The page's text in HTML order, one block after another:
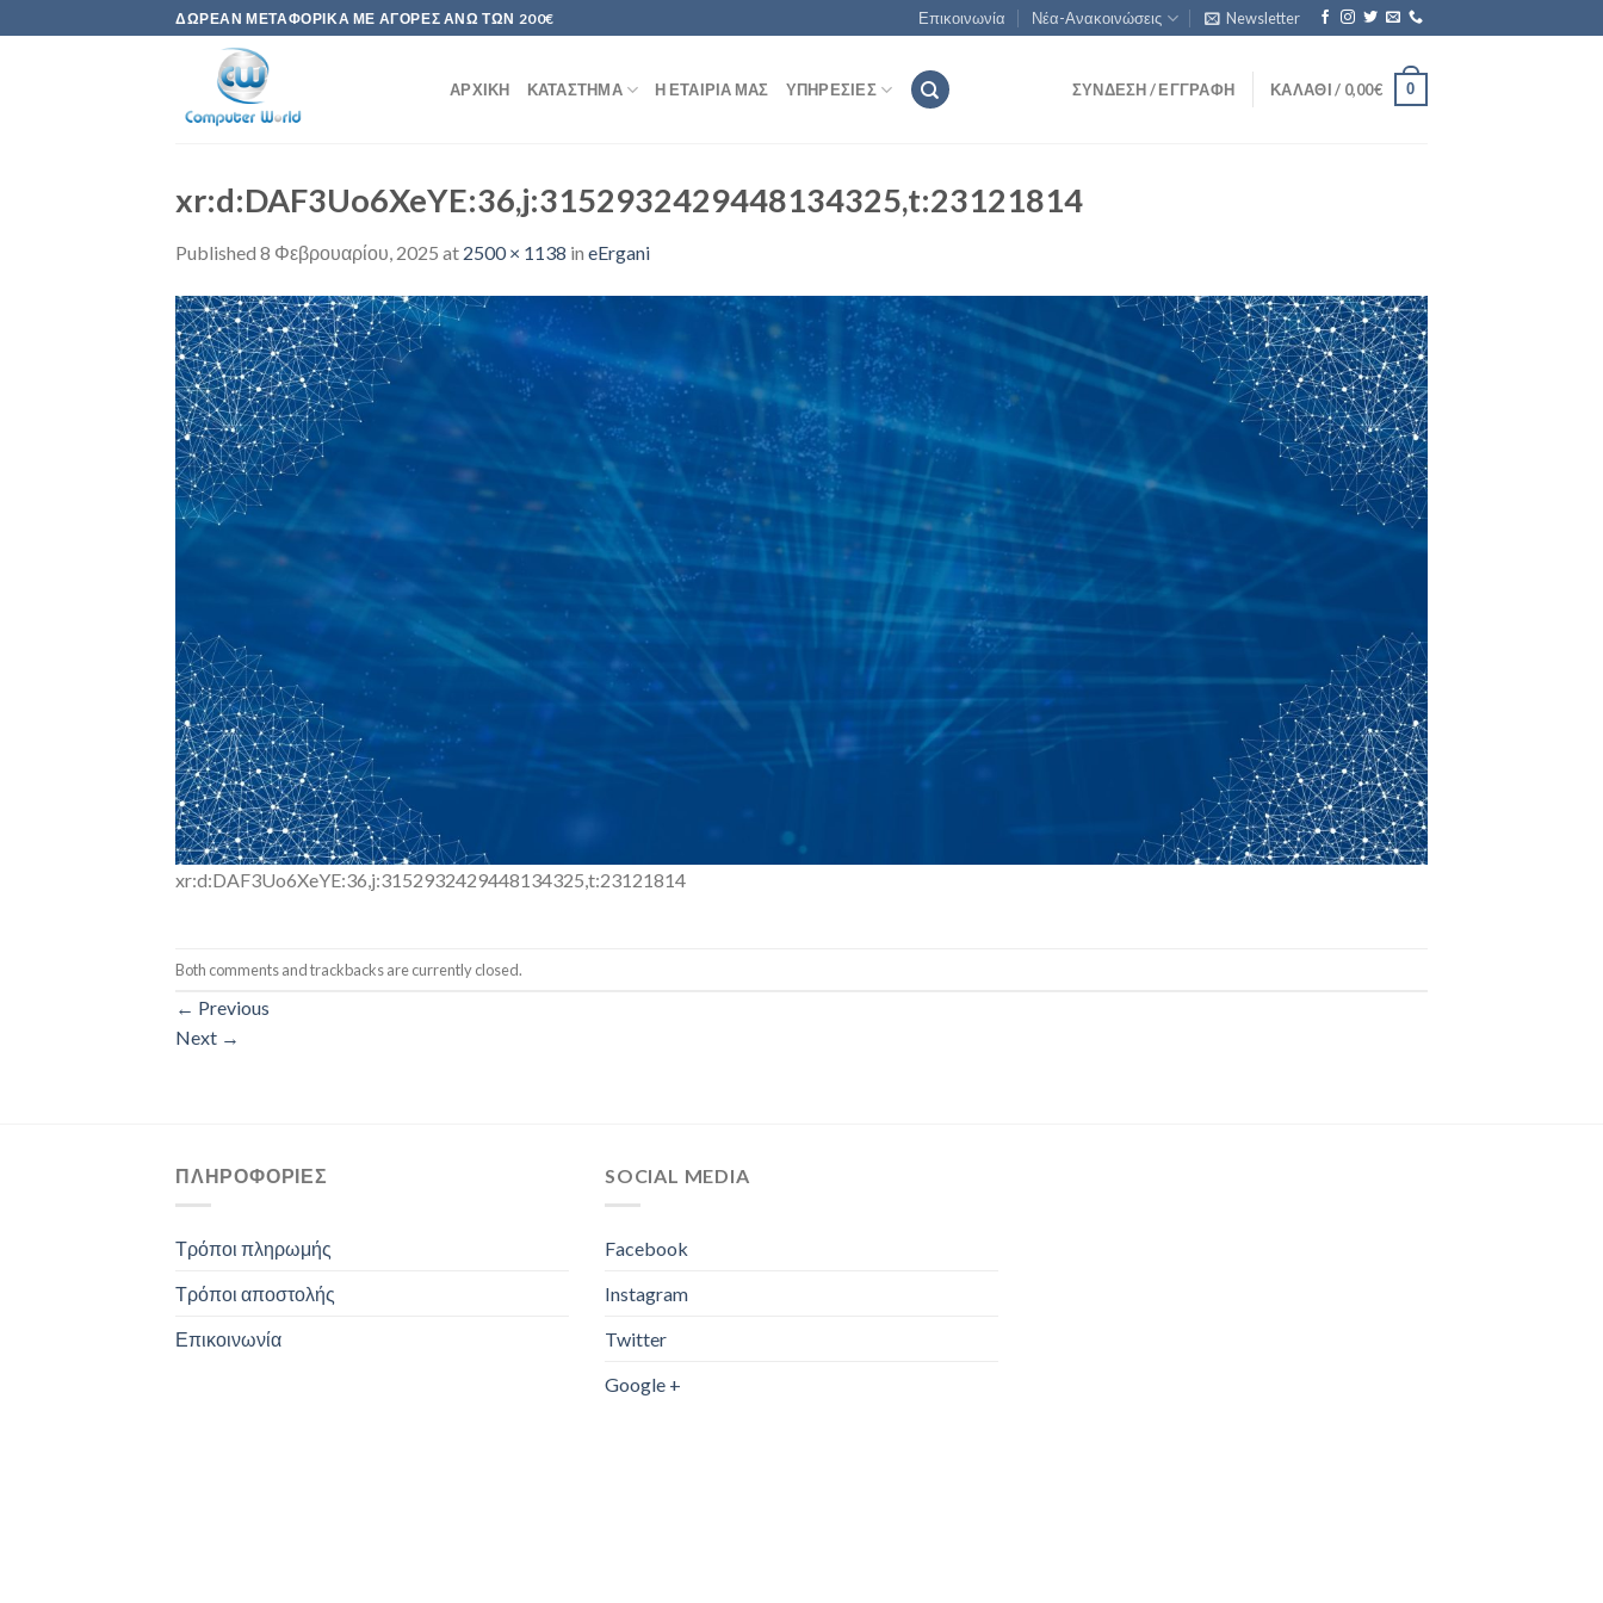
to
ΔΩΡΕΆΝ ΜΕΤΑΦΟΡΙΚΆ ΜΕ ΑΓΟΡΈΣ ΆΝΩ ΤΩΝ 200€ Επικοινωνία Νέα-Ανακοινώσεις Newsletter
ΑΡΧΙΚΉ ΚΑΤΆΣΤΗΜΑ Η ΕΤΑΙΡΊΑ ΜΑΣ ΥΠΗΡΕΣΊΕΣ ΣΎΝΔΕΣΗ / ΕΓΓΡΑΦΉ ΚΑΛΆΘΙ / 0,00€ 0
xr:d:DAF3Uo6XeYE:36,j:3152932429448134325,t:23121814
Published 8 Φεβρουαρίου, 2025 at 2500 × 1138 in eErgani
xr:d:DAF3Uo6XeYE:36,j:3152932429448134325,t:23121814
Both comments and trackbacks are currently closed.
← Previous
Next →
ΠΛΗΡΟΦΟΡΊΕΣ
Τρόποι πληρωμής
Τρόποι αποστολής
Επικοινωνία
SOCIAL MEDIA
Facebook
Instagram
Twitter
Google +